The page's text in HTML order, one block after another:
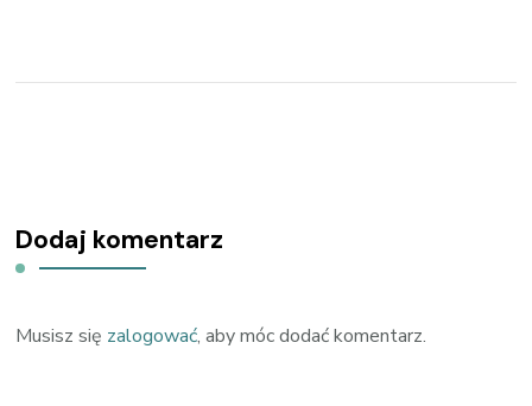
Dodaj komentarz
Musisz się zalogować, aby móc dodać komentarz.